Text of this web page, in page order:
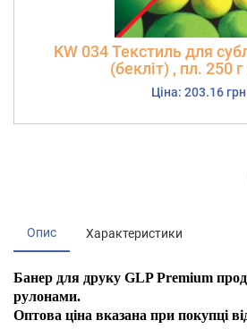
KW 034 Текстиль для
(бекліт) , пл. 250
Ціна: 203.16
Опис Характеристики
Банер для друку GLP Premium
рулонами.
Оптова ціна вказана при покупці